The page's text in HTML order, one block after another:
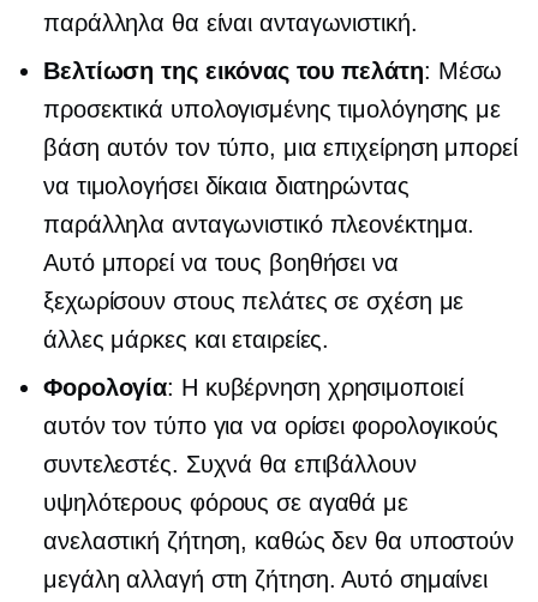
παράλληλα θα είναι ανταγωνιστική.
Βελτίωση της εικόνας του πελάτη: Μέσω
προσεκτικά υπολογισμένης τιμολόγησης με
βάση αυτόν τον τύπο, μια επιχείρηση μπορεί
να τιμολογήσει δίκαια διατηρώντας
παράλληλα ανταγωνιστικό πλεονέκτημα.
Αυτό μπορεί να τους βοηθήσει να
ξεχωρίσουν στους πελάτες σε σχέση με
άλλες μάρκες και εταιρείες.
Φορολογία: Η κυβέρνηση χρησιμοποιεί
αυτόν τον τύπο για να ορίσει φορολογικούς
συντελεστές. Συχνά θα επιβάλλουν
υψηλότερους φόρους σε αγαθά με
ανελαστική ζήτηση, καθώς δεν θα υποστούν
μεγάλη αλλαγή στη ζήτηση. Αυτό σημαίνει